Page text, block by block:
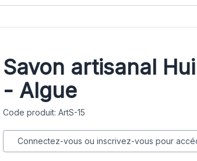
Savon artisanal
- Algue
Code produit: ArtS-15
Connectez-vous ou inscrivez-vous pour